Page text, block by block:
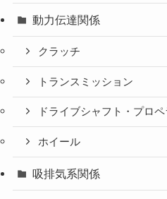
動力伝達関係
クラッチ
トランスミッション
ドライブシャフト・プロ
ホイール
吸排気系関係